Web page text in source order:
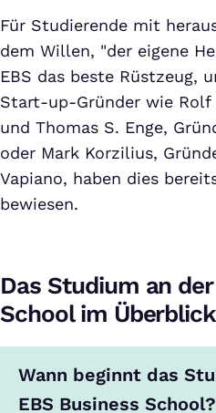
Für Studierende mit
dem Willen, "der eigene
EBS das beste Rüstzeug,
Start-up-Gründer wie Rolf
und Thomas S. Enge,
oder Mark Korzilius,
Vapiano, haben dies
bewiesen.
Das Studium an
School im Überblick
Wann beginnt das
EBS Business School?